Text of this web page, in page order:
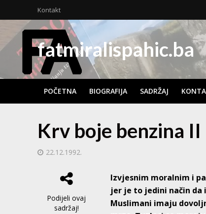
Kontakt
fatmiralispahic.ba
POČETNA BIOGRAFIJA SADRŽAJ
Krv boje benzina II
22.12.1992.
Podijeli ovaj
sadržaj!
Izvjesnim moralnim i
jer je to jedini način da
Muslimani imaju